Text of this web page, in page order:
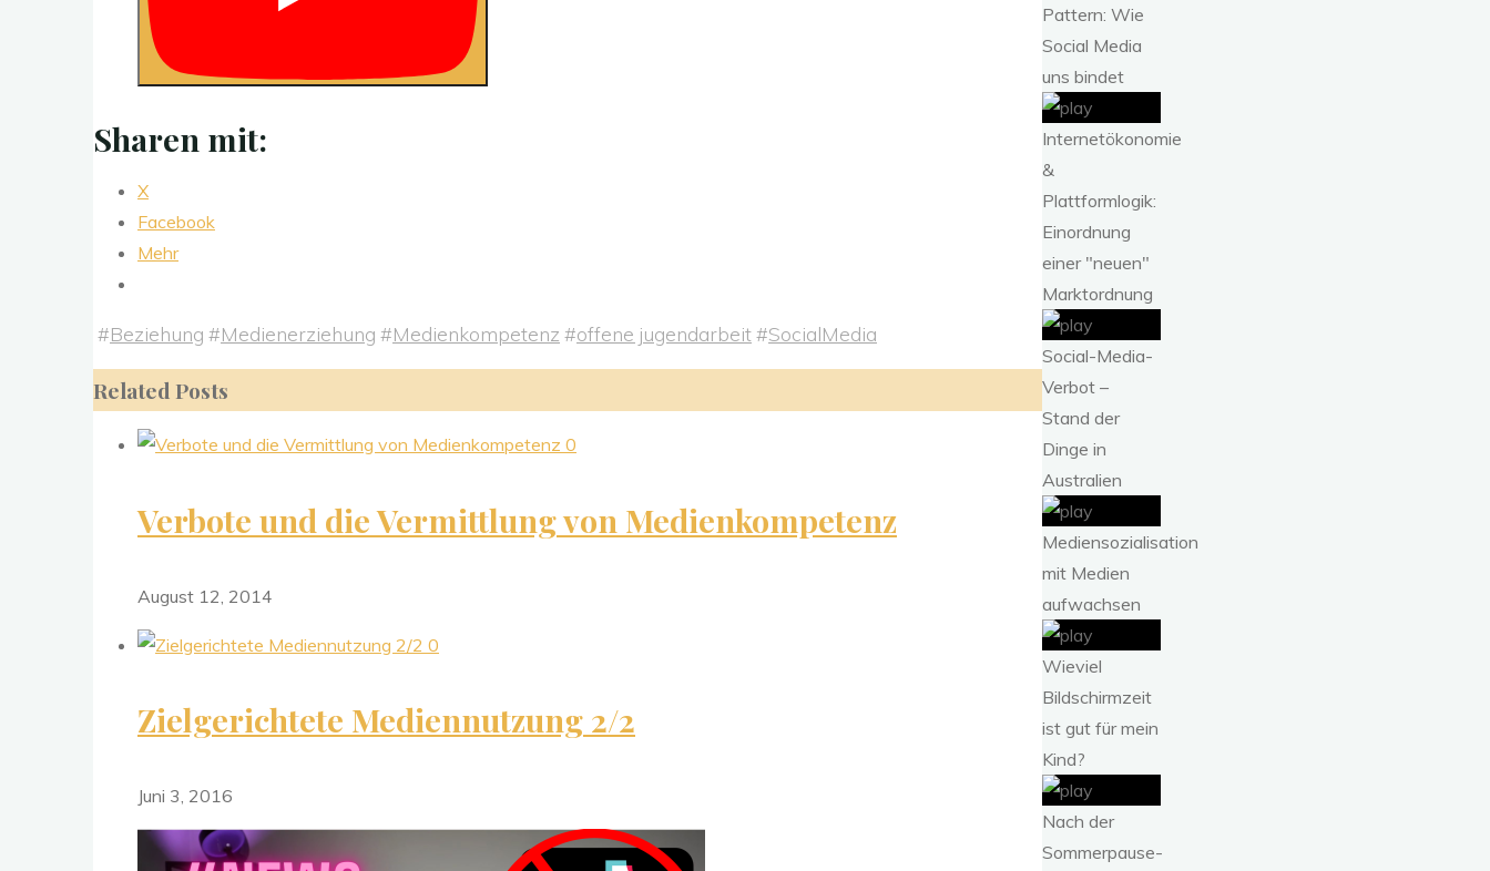
Sharen mit:
X
Facebook
Mehr
#Beziehung #Medienerziehung #Medienkompetenz #offene jugendarbeit#SocialMedia
Related Posts
0
Verbote und die Vermittlung von Medienkompetenz
August 12, 2014
0
Zielgerichtete Mediennutzung 2/2
Juni 3, 2016
Pattern: Wie
Social Media
uns bindet
Internetökonomie
&
Plattformlogik:
Einordnung
einer "neuen"
Marktordnung
Social-Media-
Verbot –
Stand der
Dinge in
Australien
Mediensozialisation
mit Medien
aufwachsen
Wieviel
Bildschirmzeit
ist gut für mein
Kind?
Nach der
Sommerpause-